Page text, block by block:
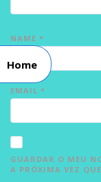
NAME *
EMAIL *
GUARDAR O MEU
A PRÓXIMA VEZ
Home